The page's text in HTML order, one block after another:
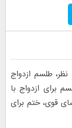
طلسم ازدواج
برای ازدواج با
قوی، ختم برای